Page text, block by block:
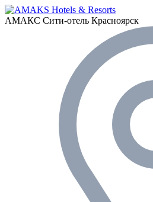
АМАКС Сити-отель Красноярск